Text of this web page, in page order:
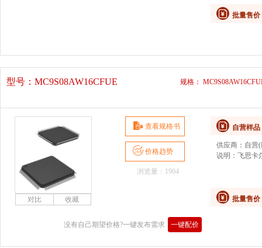
批量售价
型号： MC9S08AW16CFUE 规格：
查看规格书
价格趋势
浏览量：1904
没有自己期望价格?一键发布需求 一键配价
自营样品
供应商： 自营
说明： 飞思卡
批量售价